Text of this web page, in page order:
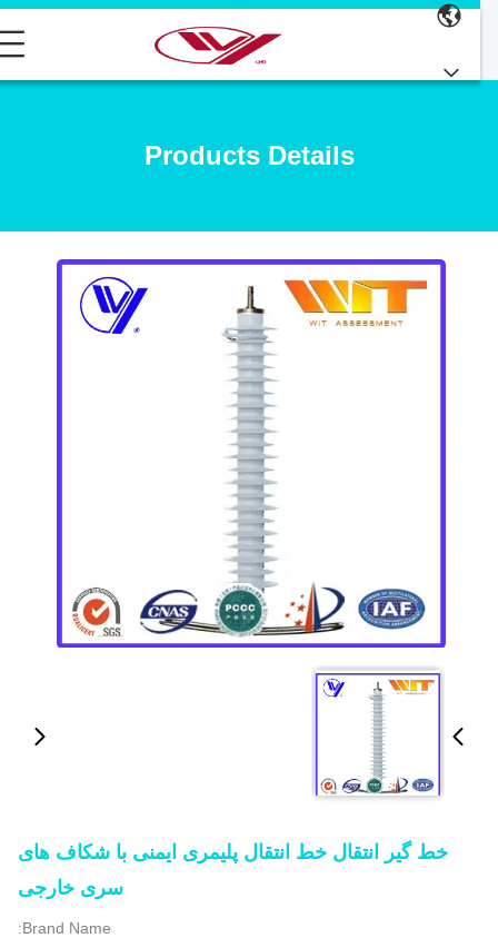
Products Details
خط گیر انتقال خط انتقال پلیمری ایمنی با شکاف های
سری خارجی
Brand Name: